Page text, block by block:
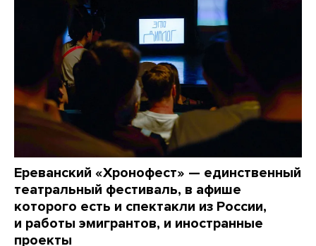
Ереванский «Хронофест» — единственный
театральный фестиваль, в афише
которого есть и спектакли из России,
и работы эмигрантов, и иностранные
проекты